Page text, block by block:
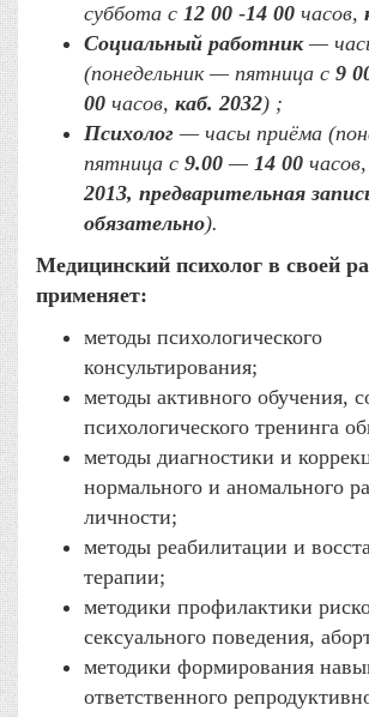
суббота с 12 00 -14 00 часов,
Социальный работник —
(понедельник — пятница с 9
00 часов, каб. 2032) ;
Психолог — часы приёма
пятница с 9.00 — 14 00 часов,
2013, предварительная
обязательно).
Медицинский психолог в своей
применяет:
методы психологического
консультирования;
методы активного обучения,
психологического тренинга
методы диагностики и
нормального и аномального
личности;
методы реабилитации и
терапии;
методики профилактики
сексуального поведения,
методики формирования
ответственного